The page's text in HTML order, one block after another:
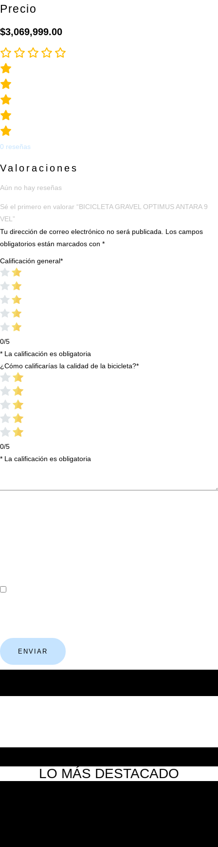
ANTARA
VEL
Precio
$3,069,999.00
0 reseñas
Valoraciones
Aún no hay reseñas
Sé el primero en valorar “BICICLETA GRAVEL OPTIMUS ANTARA 9
VEL”
Tu dirección de correo electrónico no será publicada. Los campos
obligatorios están marcados con *
Calificación general*
0/5
* La calificación es obligatoria
¿Cómo calificarías la calidad de la bicicleta?*
0/5
* La calificación es obligatoria
LO MÁS DESTACADO